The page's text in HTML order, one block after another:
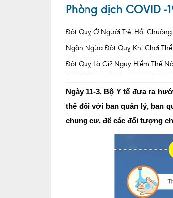
Phòng dịch COVID
Đột Quỵ Ở Người Trẻ: Hồi
Ngăn Ngừa Đột Quỵ Khi Chơi Thể
Đột Quỵ Là Gì? Nguy Hiểm Thế
Ngày 11-3, Bộ Y tế đưa ra
thể đối với ban quản lý, ban
chung cư, để các đối tượng